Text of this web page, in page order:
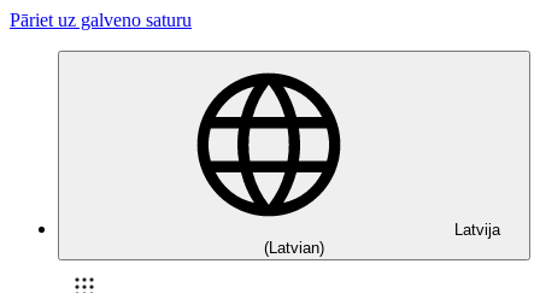
Pāriet uz galveno saturu
Latvija
(Latvian)